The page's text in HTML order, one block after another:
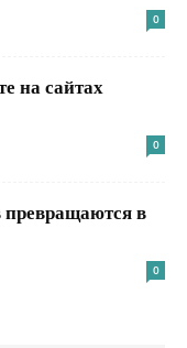
0
на сайтах
0
в
0